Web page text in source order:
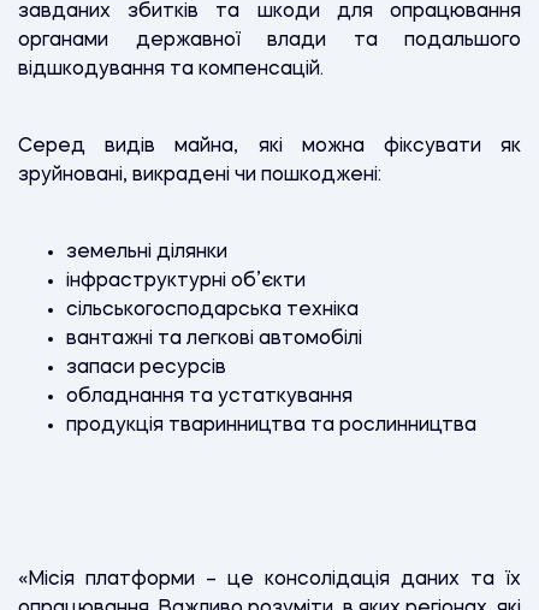
завданих збитків та шкоди для опрацювання
органами державної влади та подальшого
відшкодування та компенсацій.
Серед видів майна, які можна фіксувати як
зруйновані, викрадені чи пошкоджені:
земельні ділянки
інфраструктурні об’єкти
сільськогосподарська техніка
вантажні та легкові автомобілі
запаси ресурсів
обладнання та устаткування
продукція тваринництва та рослинництва
«Місія платформи – це консолідація даних та їх